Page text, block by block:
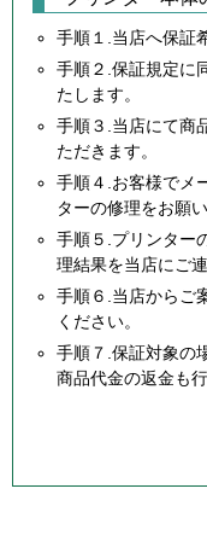
手順１.当店へ保証
手順２.保証規定に
たします。
手順３.当店にて商
ただきます。
手順４.お客様でメ
ターの修理をお願
手順５.プリンター
理結果を当店にご
手順６.当店からご
ください。
手順７.保証対象の
商品代金の返金も